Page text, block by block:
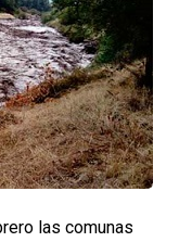
las comunas